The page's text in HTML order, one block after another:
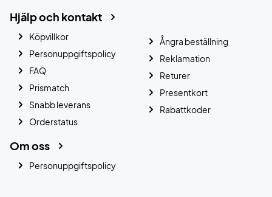
Hjälp och kontakt
Köpvillkor
Personuppgiftspolicy
FAQ
Prismatch
Snabb leverans
Orderstatus
Ångra beställning
Reklamation
Returer
Presentkort
Rabattkoder
Om oss
Personuppgiftspolicy